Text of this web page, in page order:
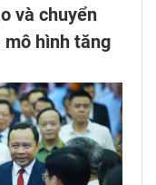
và chuyển
hình tăng